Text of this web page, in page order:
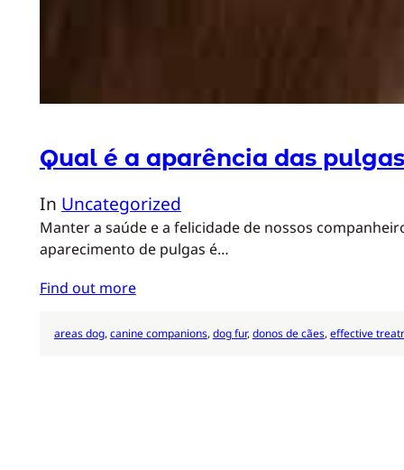
Qual é a aparência das
In Uncategorized
Manter a saúde e a felicidade de nossos
aparecimento de pulgas é…
Find out more
areas dog, canine companions, dog fur, donos de cães, effective